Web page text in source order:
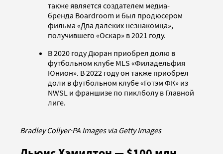
также является создателем медиа-
бренда Boardroom и был продюсером
фильма «Два далеких незнакомца»,
получившего «Оскар» в 2021 году.
В 2020 году Дюран приобрел долю в
футбольном клубе MLS «Филадельфия
Юнион». В 2022 году он также приобрел
доли в футбольном клубе «Готэм ФК» из
NWSL и франшизе по пиклболу в Главной
лиге.
Bradley Collyer·PA Images via Getty Images